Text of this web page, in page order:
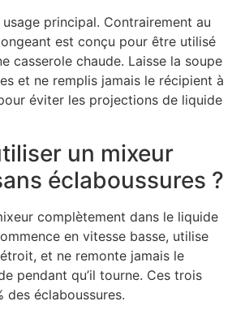
usage principal. Contrairement au
est conçu pour être utilisé
casserole chaude. Laisse la soupe
et ne remplis jamais le récipient à
éviter les projections de liquide
un mixeur
éclaboussures ?
complètement dans le liquide
en vitesse basse, utilise
et ne remonte jamais le
pendant qu’il tourne. Ces trois
des éclaboussures.